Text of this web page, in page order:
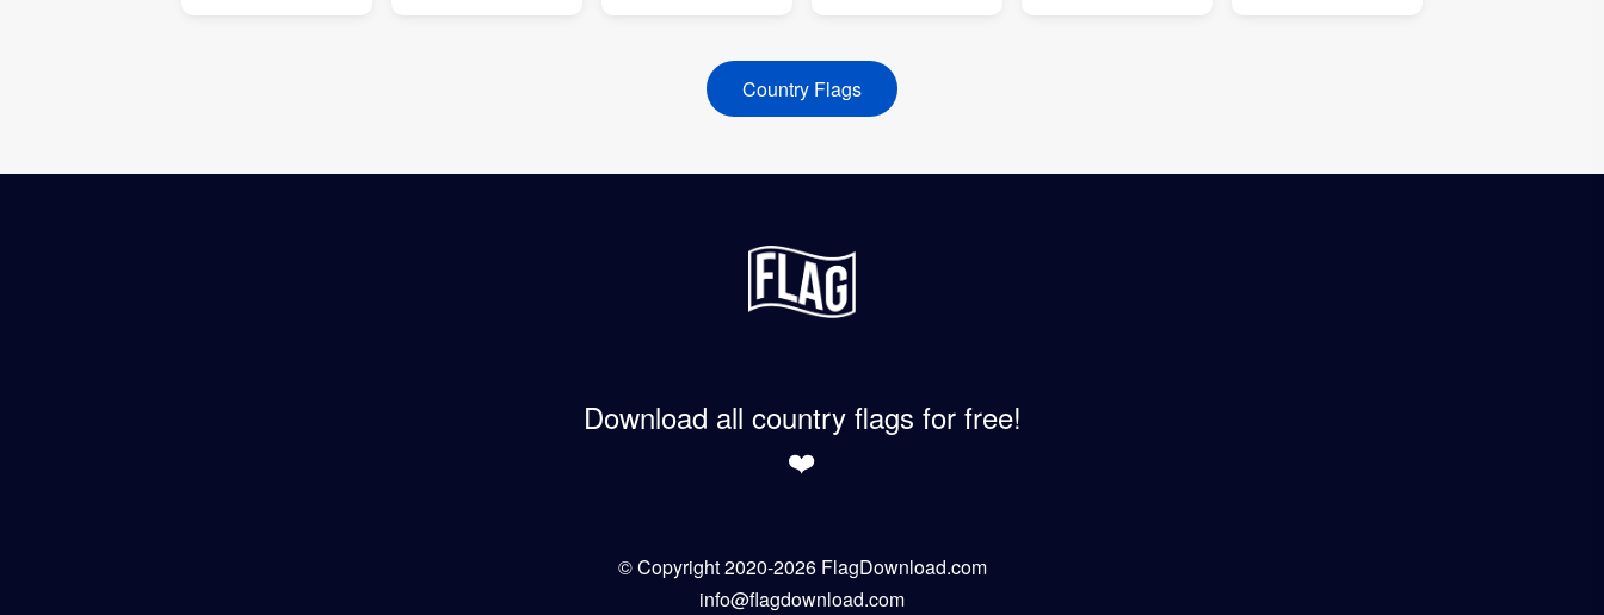
Country Flags
Download all country flags for free!
❤️
© Copyright 2020-2026 FlagDownload.com
info@flagdownload.com